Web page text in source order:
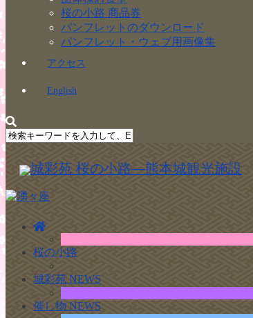
桜の小路 商品券
パンフレットのダウンロード
パンフレット・ウェブ用画像集
アクセス
English
桜の小路
城彩苑 NEWS
催し物 NEWS